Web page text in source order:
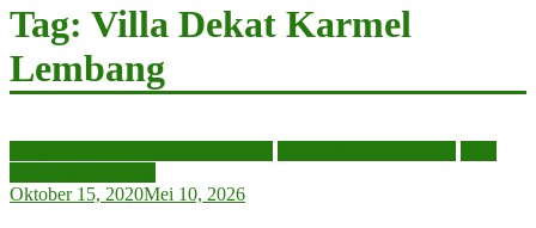
Tag: Villa Dekat Karmel
Lembang
Oktober 15, 2020Mei 10, 2026